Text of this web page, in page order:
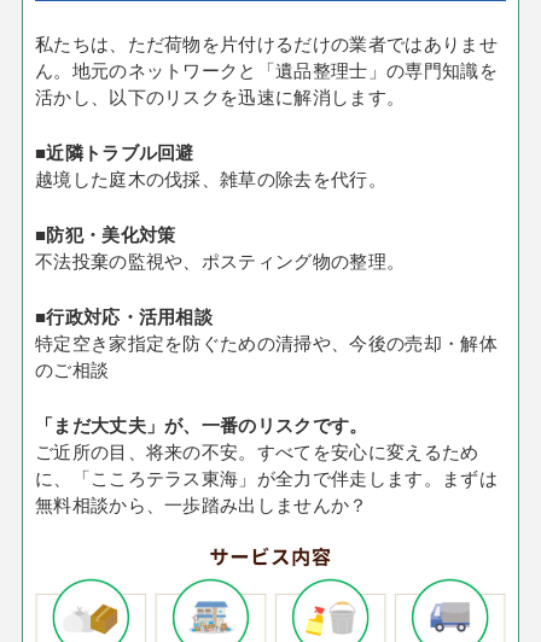
私たちは、ただ荷物を片付けるだけの業者ではありませ
ん。地元のネットワークと「遺品整理士」の専門知識を
活かし、以下のリスクを迅速に解消します。
■近隣トラブル回避
越境した庭木の伐採、雑草の除去を代行。
■防犯・美化対策
不法投棄の監視や、ポスティング物の整理。
■行政対応・活用相談
特定空き家指定を防ぐための清掃や、今後の売却・解体
のご相談
「まだ大丈夫」が、一番のリスクです。
ご近所の目、将来の不安。すべてを安心に変えるため
に、「こころテラス東海」が全力で伴走します。まずは
無料相談から、一歩踏み出しませんか？